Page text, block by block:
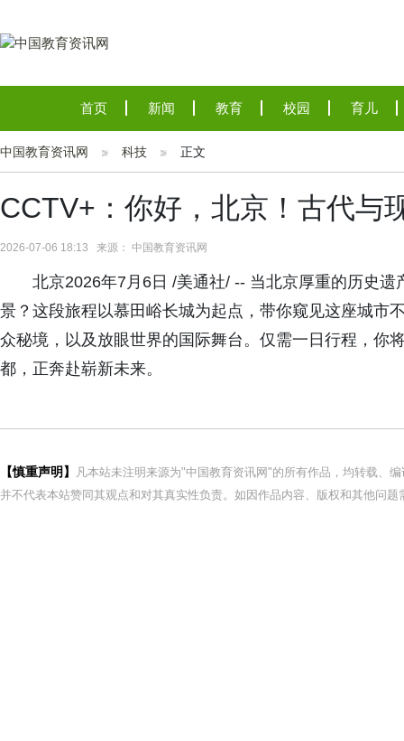
首页 新闻 教育 校园 育儿
中国教育资讯网 科技 正文
CCTV+：你好，北京！古代与
2026-07-06 18:13 来源： 中国教育资讯网
北京2026年7月6日 /美通社/ -- 当北京厚重的历史
景？这段旅程以慕田峪长城为起点，带你窥见这座城市
众秘境，以及放眼世界的国际舞台。仅需一日行程，你
都，正奔赴崭新未来。
【慎重声明】
凡本站未注明来源为"中国教育资讯网"的所有作品，均转载、
并不代表本站赞同其观点和对其真实性负责。如因作品内容、版权和其他问